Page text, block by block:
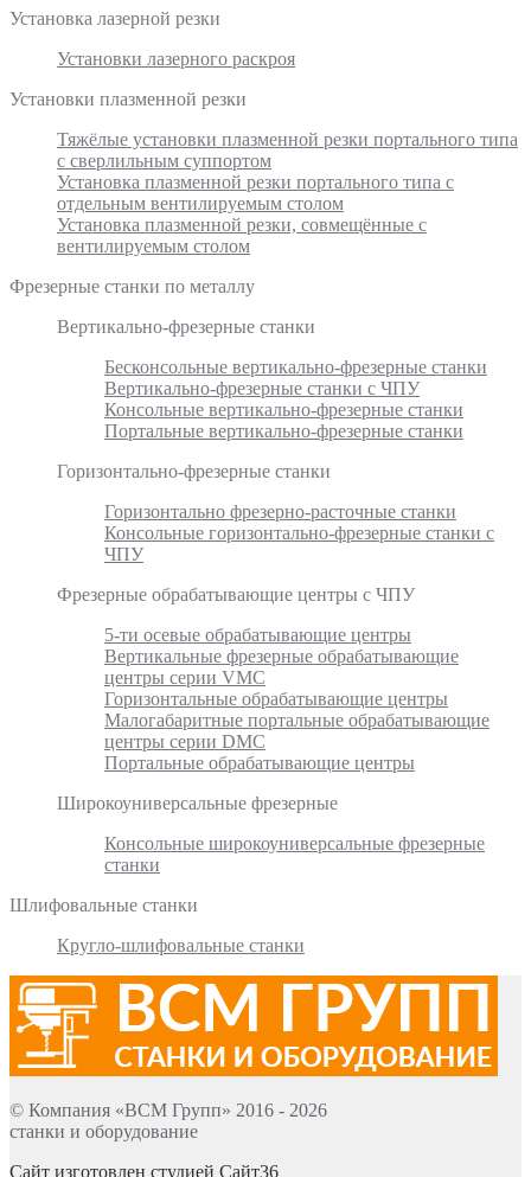
Установка лазерной резки
Установки лазерного раскроя
Установки плазменной резки
Тяжёлые установки плазменной резки портального типа
с сверлильным суппортом
Установка плазменной резки портального типа с
отдельным вентилируемым столом
Установка плазменной резки, совмещённые с
вентилируемым столом
Фрезерные станки по металлу
Вертикально-фрезерные станки
Бесконсольные вертикально-фрезерные станки
Вертикально-фрезерные станки с ЧПУ
Консольные вертикально-фрезерные станки
Портальные вертикально-фрезерные станки
Горизонтально-фрезерные станки
Горизонтально фрезерно-расточные станки
Консольные горизонтально-фрезерные станки с
ЧПУ
Фрезерные обрабатывающие центры с ЧПУ
5-ти осевые обрабатывающие центры
Вертикальные фрезерные обрабатывающие
центры серии VMC
Горизонтальные обрабатывающие центры
Малогабаритные портальные обрабатывающие
центры серии DMC
Портальные обрабатывающие центры
Широкоуниверсальные фрезерные
Консольные широкоуниверсальные фрезерные
станки
Шлифовальные станки
Кругло-шлифовальные станки
© Компания «ВСМ Групп» 2016 - 2026
станки и оборудование
Сайт изготовлен студией Сайт36